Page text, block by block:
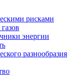
рисками
энергии
разнообразия